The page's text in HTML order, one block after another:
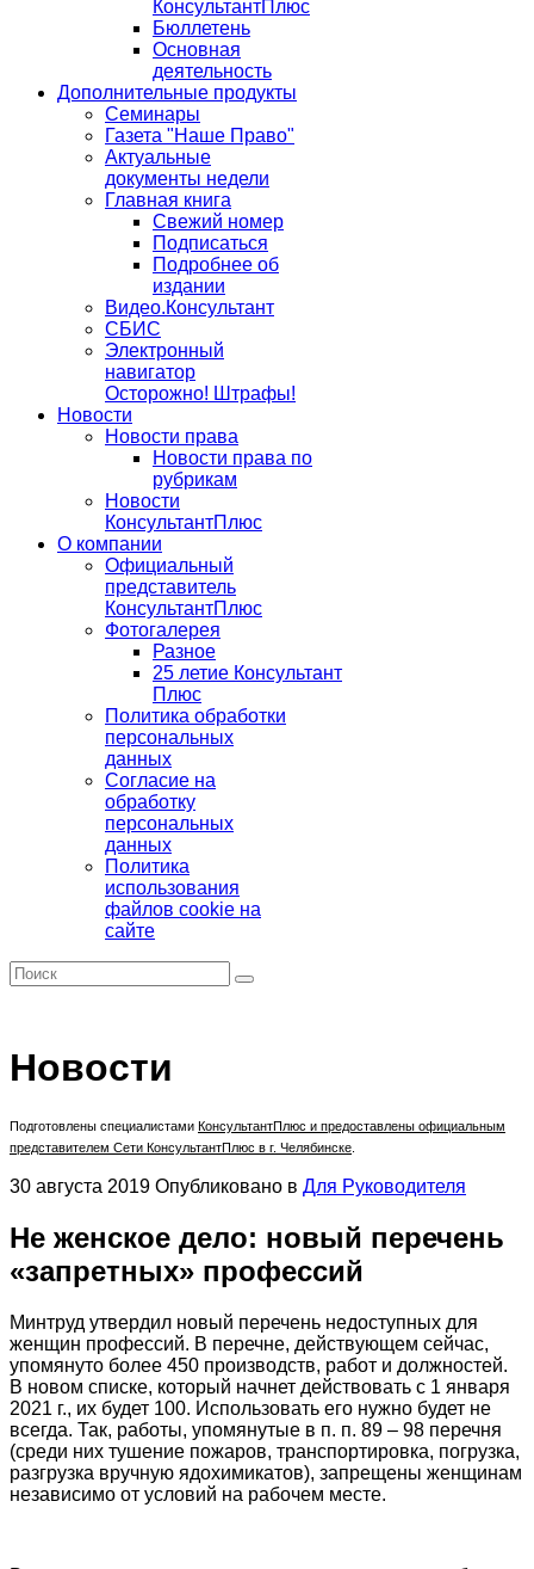
КонсультантПлюс
Бюллетень
Основная
деятельность
Дополнительные продукты
Семинары
Газета "Наше Право"
Актуальные
документы недели
Главная книга
Свежий номер
Подписаться
Подробнее об
издании
Видео.Консультант
СБИС
Электронный
навигатор
Осторожно! Штрафы!
Новости
Новости права
Новости права по
рубрикам
Новости
КонсультантПлюс
О компании
Официальный
представитель
КонсультантПлюс
Фотогалерея
Разное
25 летие Консультант
Плюс
Политика обработки
персональных
данных
Согласие на
обработку
персональных
данных
Политика
использования
файлов cookie на
сайте
Новости
Подготовлены специалистами КонсультантПлюс и предоставлены официальным
представителем Сети КонсультантПлюс в г. Челябинске
30 августа 2019 Опубликовано в Для Руководителя
Не женское дело: новый перечень
«запретных» профессий
Минтруд утвердил новый перечень недоступных для
женщин профессий. В перечне, действующем сейчас,
упомянуто более 450 производств, работ и должностей.
В новом списке, который начнет действовать с 1 января
2021 г., их будет 100. Использовать его нужно будет не
всегда. Так, работы, упомянутые в п. п. 89 – 98 перечня
(среди них тушение пожаров, транспортировка, погрузка,
разгрузка вручную ядохимикатов), запрещены женщинам
независимо от условий на рабочем месте.